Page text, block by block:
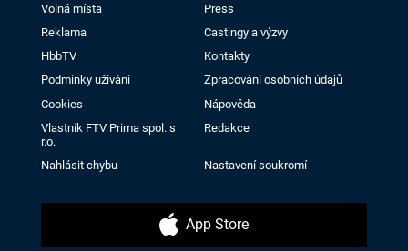
Volná místa
Press
Reklama
Castingy a výzvy
HbbTV
Kontakty
Podmínky užívání
Zpracování osobních údajů
Cookies
Nápověda
Vlastník FTV Prima spol. s
r.o.
Redakce
Nahlásit chybu Nastavení soukromí
App Store